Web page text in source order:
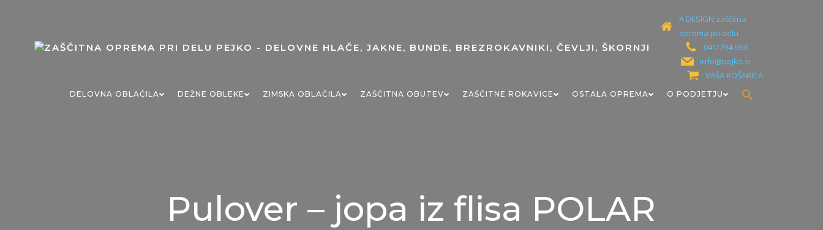
A DESIGN zaščitna
oprema pri delu
041/794-963
info@pejko.si
VAŠA KOŠARICA
DELOVNA OBLAČILA DEŽNE OBLEKE ZIMSKA OBLAČILA ZAŠČITNA OBUTEV ZAŠČITNE ROKAVICE OSTALA OPREMA O PODJETJU
Pulover – jopa iz flisa POLAR